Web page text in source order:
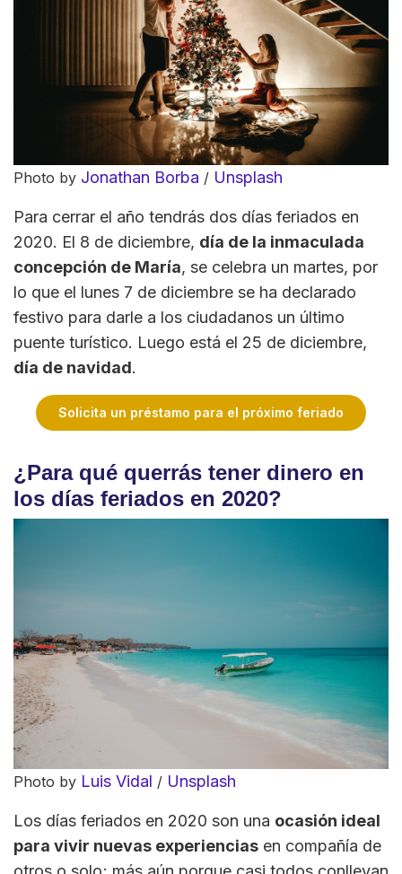
Photo by Jonathan Borba / Unsplash
Para cerrar el año tendrás dos días feriados en
2020. El 8 de diciembre, día de la inmaculada
concepción de María, se celebra un martes, por
lo que el lunes 7 de diciembre se ha declarado
festivo para darle a los ciudadanos un último
puente turístico. Luego está el 25 de diciembre,
día de navidad.
Solicita un préstamo para el próximo feriado
¿Para qué querrás tener dinero en
los días feriados en 2020?
Photo by Luis Vidal / Unsplash
Los días feriados en 2020 son una ocasión ideal
para vivir nuevas experiencias en compañía de